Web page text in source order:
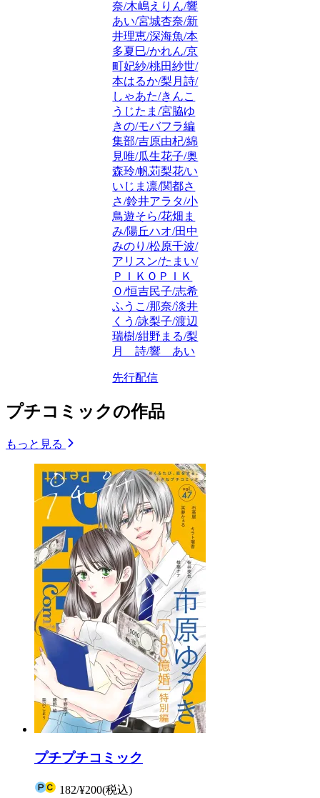
奈/木嶋えりん/響
あい/宮城杏奈/新
井理恵/深海魚/本
多夏巳/かれん/京
町妃紗/桃田紗世/
本はるか/梨月詩/
しゃあた/きんこ
うじたま/宮脇ゆ
きの/モバフラ編
集部/吉原由杞/綿
見唯/瓜生花子/奥
森玲/帆苅梨花/い
いじま凛/関都さ
さ/鈴井アラタ/小
鳥遊そら/花畑ま
み/陽丘ハオ/田中
みのり/松原千波/
アリスン/たまい/
ＰＩＫＯＰＩＫ
Ｏ/恒吉民子/志希
ふうこ/那奈/淡井
くう/詠梨子/渡辺
瑞樹/紺野まる/梨
月 詩/響 あい
先行配信
プチコミックの作品
もっと見る
プチプチコミック
182/¥200(税込)